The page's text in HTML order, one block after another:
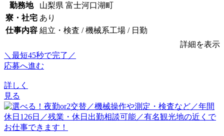
勤務地
山梨県 富士河口湖町
寮・社宅 あり
仕事内容 組立・検査 / 機械系工場 / 日勤
詳細を表示
＼最短45秒で完了／
応募へ進む
詳しく
見る